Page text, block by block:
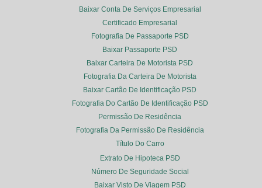
Baixar Conta De Serviços Empresarial
Certificado Empresarial
Fotografia De Passaporte PSD
Baixar Passaporte PSD
Baixar Carteira De Motorista PSD
Fotografia Da Carteira De Motorista
Baixar Cartão De Identificação PSD
Fotografia Do Cartão De Identificação PSD
Permissão De Residência
Fotografia Da Permissão De Residência
Título Do Carro
Extrato De Hipoteca PSD
Número De Seguridade Social
Baixar Visto De Viagem PSD